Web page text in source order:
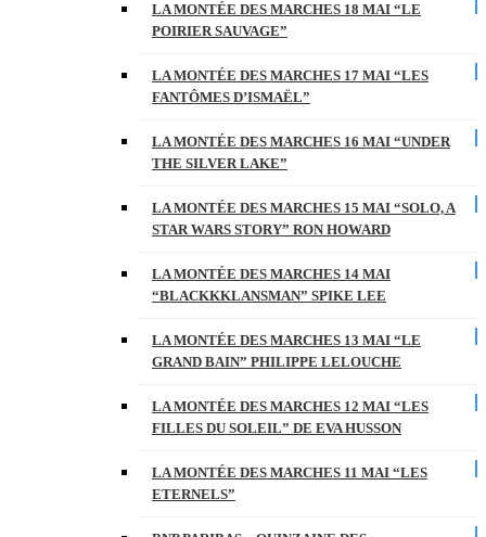
LA MONTÉE DES MARCHES 18 MAI “LE
POIRIER SAUVAGE”
LA MONTÉE DES MARCHES 17 MAI “LES
FANTÔMES D’ISMAËL”
LA MONTÉE DES MARCHES 16 MAI “UNDER
THE SILVER LAKE”
LA MONTÉE DES MARCHES 15 MAI “SOLO, A
STAR WARS STORY” RON HOWARD
LA MONTÉE DES MARCHES 14 MAI
“BLACKKKLANSMAN” SPIKE LEE
LA MONTÉE DES MARCHES 13 MAI “LE
GRAND BAIN” PHILIPPE LELOUCHE
LA MONTÉE DES MARCHES 12 MAI “LES
FILLES DU SOLEIL” DE EVA HUSSON
LA MONTÉE DES MARCHES 11 MAI “LES
ETERNELS”